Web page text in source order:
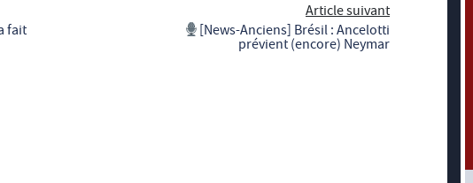
fait
Article suivant
[News-Anciens] Brésil : Ancelotti
prévient (encore) Neymar